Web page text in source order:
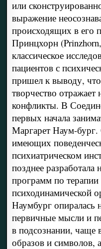
или
выражение
происходящих в его
Принцхорн
классическое
пациентов с
пришел к выводу,
творчество отражает
конфликты. В
первых начала
Маргарет Наум-бург.
имеющих
психиатрическом
позднее
программ по терапии
психодинамической
Наумбург опиралась
первичные мысли и
в подсознании, чаще
образов и символов,